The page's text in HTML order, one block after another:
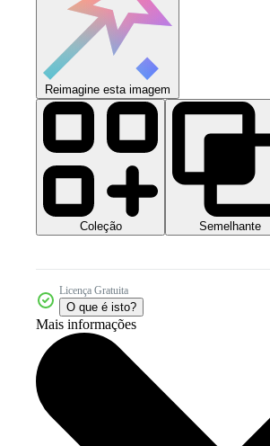
Reimagine esta imagem
Coleção Semelhante
Licença Gratuita
O que é isto?
Mais informações